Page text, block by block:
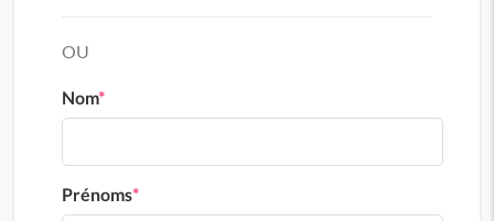
OU
Nom*
Prénoms*